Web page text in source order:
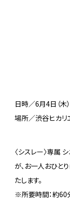
日時／6月4日（木
場所／渋谷ヒカ
〈シスレー〉専属
が、お一人おひと
たします。
※所要時間：約60